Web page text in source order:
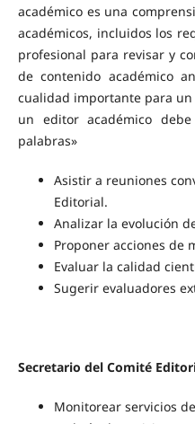
académico es una
académicos, incluidos los
profesional para revisar y
de contenido académico
cualidad importante para
un editor académico
palabras»
Asistir a reuniones
Editorial.
Analizar la evolución
Proponer acciones de
Evaluar la calidad
Sugerir evaluadores
Secretario del Comité
Monitorear servicios